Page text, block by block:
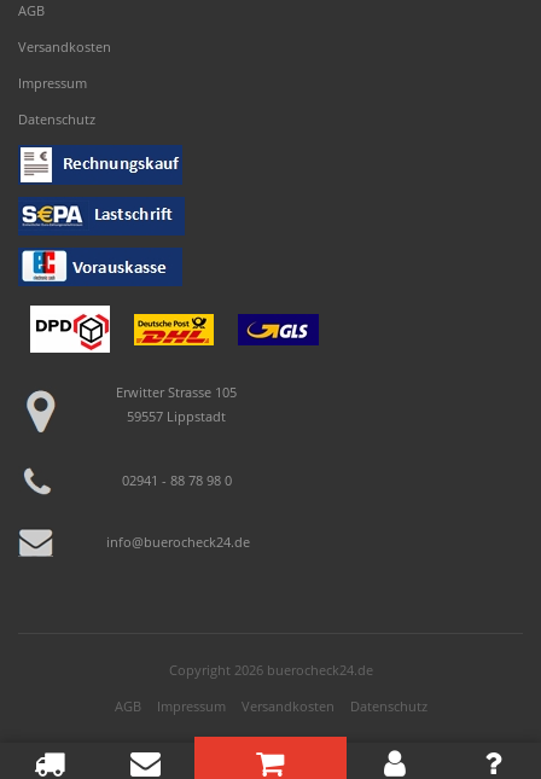
AGB
Versandkosten
Impressum
Datenschutz
Erwitter Strasse 105
59557 Lippstadt
02941 - 88 78 98 0
info@buerocheck24.de
Copyright 2026 buerocheck24.de
AGB
Impressum Versandkosten Datenschutz